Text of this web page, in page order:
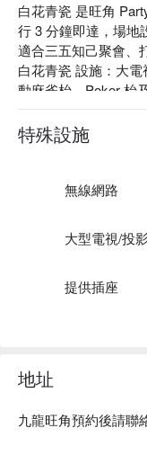
白花青瓷 是旺角
行 3 分鐘即達，場地
適合三五知己聚會、
白花青瓷 設施：大
動麻雀枱、Poker 枱
殺專用燈、攝影道具
間、Beer Pong（需提
白花青瓷 價格：4小
特殊設施
無線網路
大型電視/投
提供插座
地址
九龍旺角預約後請聯